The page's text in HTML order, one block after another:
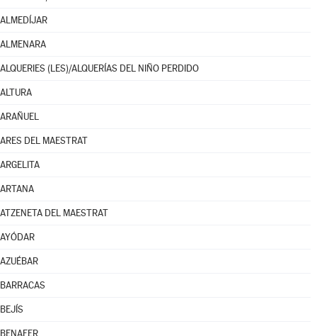
ALMEDÍJAR
ALMENARA
ALQUERIES (LES)/ALQUERÍAS DEL NIÑO PERDIDO
ALTURA
ARAÑUEL
ARES DEL MAESTRAT
ARGELITA
ARTANA
ATZENETA DEL MAESTRAT
AYÓDAR
AZUÉBAR
BARRACAS
BEJÍS
BENAFER